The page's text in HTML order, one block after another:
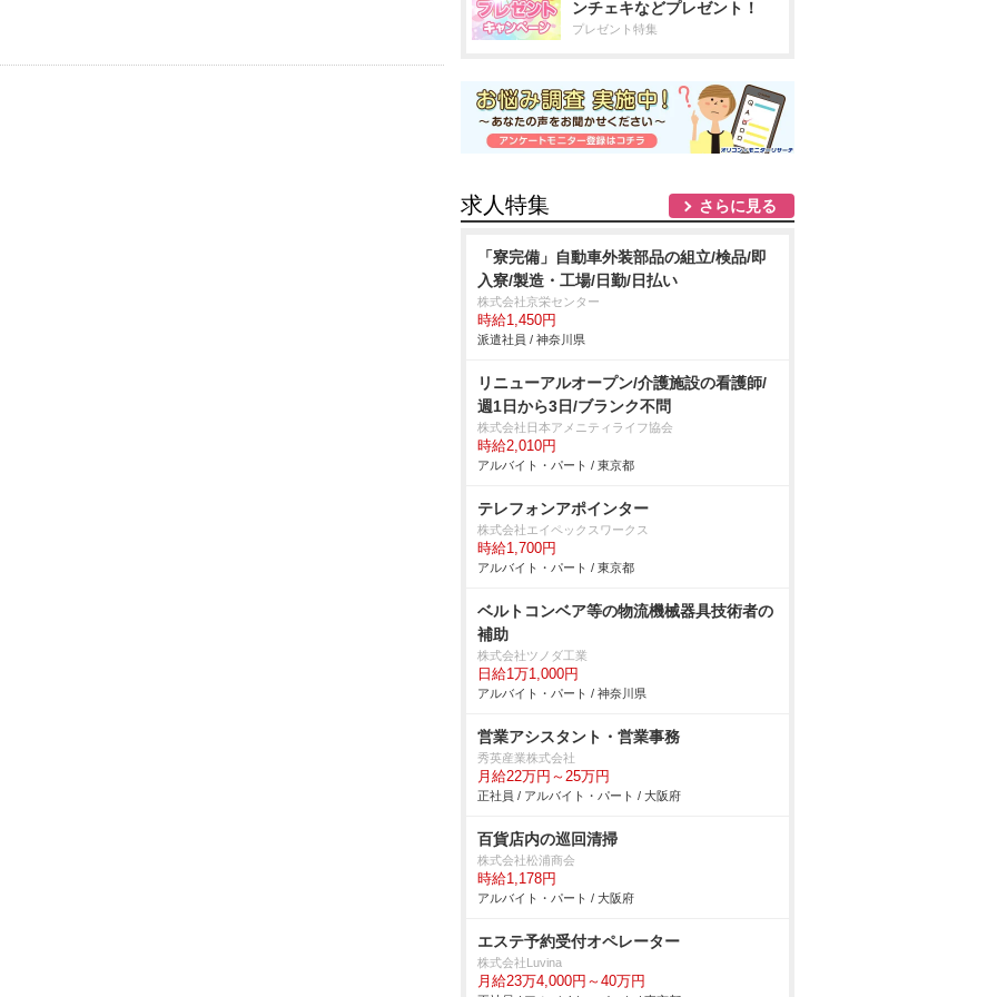
ンチェキなどプレゼント！
プレゼント特集
求人特集 さらに見る
「寮完備」自動車外装部品の組立/検品/即
入寮/製造・工場/日勤/日払い
株式会社京栄センター
時給1,450円
派遣社員 / 神奈川県
リニューアルオープン/介護施設の看護師/
週1日から3日/ブランク不問
株式会社日本アメニティライフ協会
時給2,010円
アルバイト・パート / 東京都
テレフォンアポインター
株式会社エイペックスワークス
時給1,700円
アルバイト・パート / 東京都
ベルトコンベア等の物流機械器具技術者の
補助
株式会社ツノダ工業
日給1万1,000円
アルバイト・パート / 神奈川県
営業アシスタント・営業事務
秀英産業株式会社
月給22万円～25万円
正社員 / アルバイト・パート / 大阪府
百貨店内の巡回清掃
株式会社松浦商会
時給1,178円
アルバイト・パート / 大阪府
エステ予約受付オペレーター
株式会社Luvina
月給23万4,000円～40万円